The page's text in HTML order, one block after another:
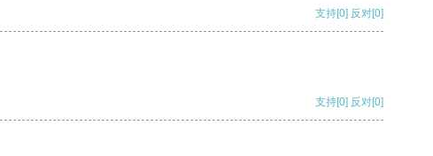
支持[0] 反对[0]
支持[0] 反对[0]